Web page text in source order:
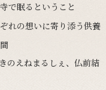
で眠るということ
れの想いに寄り添う供養
のえねまるしぇ、仏前結